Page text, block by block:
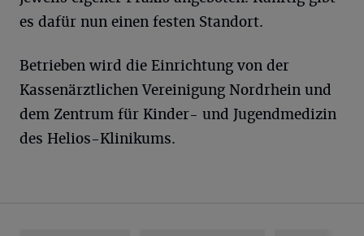
es dafür nun einen festen Standort.
Betrieben wird die Einrichtung von der
Kassenärztlichen Vereinigung Nordrhein und
dem Zentrum für Kinder- und Jugendmedizin
des Helios-Klinikums.